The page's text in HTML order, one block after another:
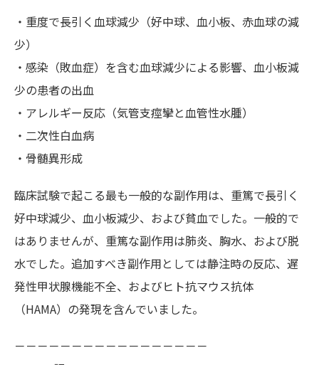
・重度で長引く血球減少（好中球、血小板、赤血球の減
少）
・感染（敗血症）を含む血球減少による影響、血小板減
少の患者の出血
・アレルギー反応（気管支痙攣と血管性水腫）
・二次性白血病
・骨髄異形成
臨床試験で起こる最も一般的な副作用は、重篤で長引く
好中球減少、血小板減少、および貧血でした。一般的で
はありませんが、重篤な副作用は肺炎、胸水、および脱
水でした。追加すべき副作用としては静注時の反応、遅
発性甲状腺機能不全、およびヒト抗マウス抗体
（HAMA）の発現を含んでいました。
－－－－－－－－－－－－－－－－－